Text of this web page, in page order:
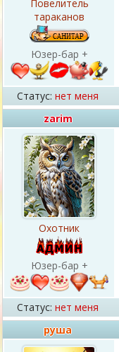
Повелитель
тараканов
Юзер-бар +
Статус: нет меня
zarim
Охотник
Юзер-бар +
Статус: нет меня
руша